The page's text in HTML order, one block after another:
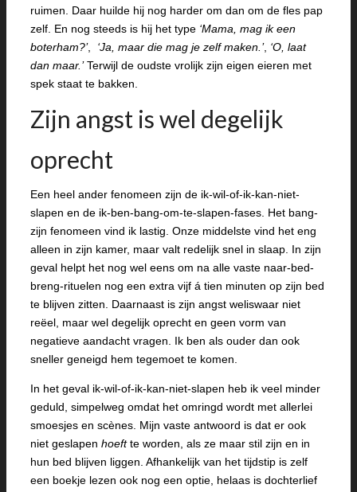
ruimen. Daar huilde hij nog harder om dan om de fles pap
zelf. En nog steeds is hij het type ‘Mama, mag ik een
boterham?’, ‘Ja, maar die mag je zelf maken.’, ‘O, laat
dan maar.’Terwijl de oudste vrolijk zijn eigen eieren met
spek staat te bakken.
Zijn angst is wel degelijk
oprecht
Een heel ander fenomeen zijn de ik-wil-of-ik-kan-niet-
slapen en de ik-ben-bang-om-te-slapen-fases. Het bang-
zijn fenomeen vind ik lastig. Onze middelste vind het eng
alleen in zijn kamer, maar valt redelijk snel in slaap. In zijn
geval helpt het nog wel eens om na alle vaste naar-bed-
breng-rituelen nog een extra vijf á tien minuten op zijn bed
te blijven zitten. Daarnaast is zijn angst weliswaar niet
reëel, maar wel degelijk oprecht en geen vorm van
negatieve aandacht vragen. Ik ben als ouder dan ook
sneller geneigd hem tegemoet te komen.
In het geval ik-wil-of-ik-kan-niet-slapen heb ik veel minder
geduld, simpelweg omdat het omringd wordt met allerlei
smoesjes en scènes. Mijn vaste antwoord is dat er ook
niet geslapen hoeftte worden, als ze maar stil zijn en in
hun bed blijven liggen. Afhankelijk van het tijdstip is zelf
een boekje lezen ook nog een optie, helaas is dochterlief